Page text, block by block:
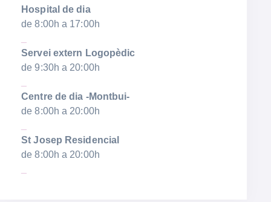
Hospital de dia
de 8:00h a 17:00h
Servei extern Logopèdic
de 9:30h a 20:00h
Centre de dia -Montbui-
de 8:00h a 20:00h
St Josep Residencial
de 8:00h a 20:00h